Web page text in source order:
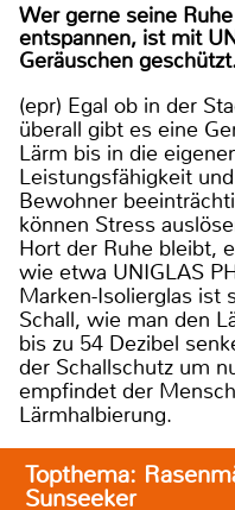
Wer gerne seine
entspannen, ist mit
Geräuschen
(epr) Egal ob in der
überall gibt es eine
Lärm bis in die
Leistungsfähigkeit
Bewohner
können Stress
Hort der Ruhe bleibt,
wie etwa UNIGLAS
Marken-Isolierglas ist
Schall, wie man den
bis zu 54 Dezibel
der Schallschutz um
empfindet der
Lärmhalbierung.
Topthema:
Sunseeker